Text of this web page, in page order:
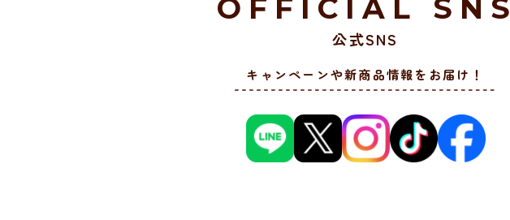
OFFICIAL SNS
公式SNS
キャンペーンや新商品情報をお届け！